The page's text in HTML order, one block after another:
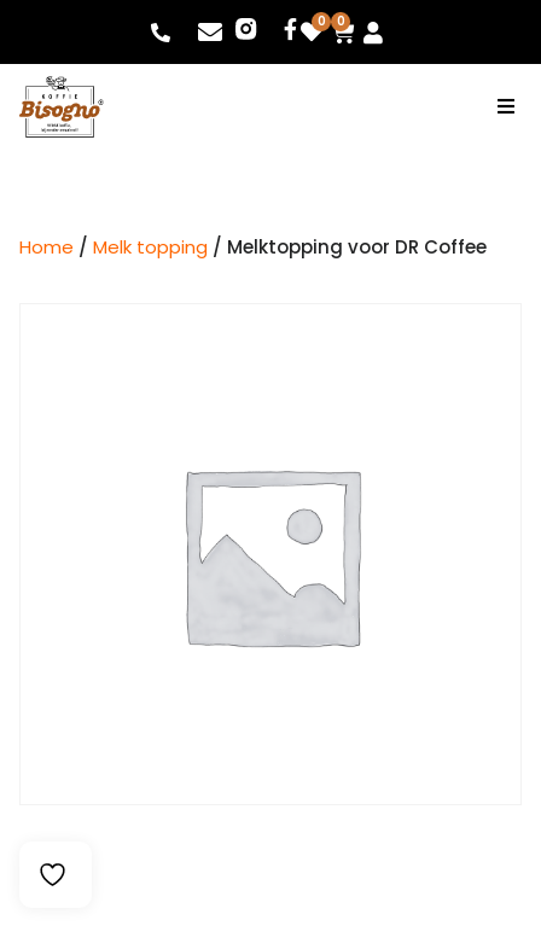
0 0
Home / Melk topping / Melktopping voor DR Coffee